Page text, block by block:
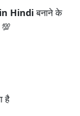
Hindiबनाने के
है